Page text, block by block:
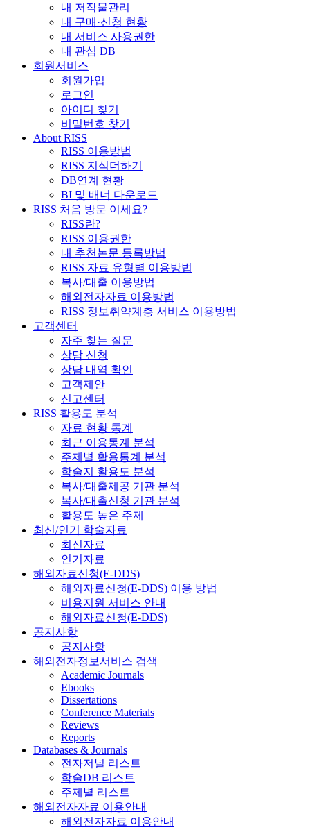
내 저작물관리
내 구매·신청 현황
내 서비스 사용권한
내 관심 DB
회원서비스
회원가입
로그인
아이디 찾기
비밀번호 찾기
About RISS
RISS 이용방법
RISS 지식더하기
DB연계 현황
BI 및 배너 다운로드
RISS 처음 방문 이세요?
RISS란?
RISS 이용권한
내 추천논문 등록방법
RISS 자료 유형별 이용방법
복사/대출 이용방법
해외전자자료 이용방법
RISS 정보취약계층 서비스 이용방법
고객센터
자주 찾는 질문
상담 신청
상담 내역 확인
고객제안
신고센터
RISS 활용도 분석
자료 현황 통계
최근 이용통계 분석
주제별 활용통계 분석
학술지 활용도 분석
복사/대출제공 기관 분석
복사/대출신청 기관 분석
활용도 높은 주제
최신/인기 학술자료
최신자료
인기자료
해외자료신청(E-DDS)
해외자료신청(E-DDS) 이용 방법
비용지원 서비스 안내
해외자료신청(E-DDS)
공지사항
공지사항
해외전자정보서비스 검색
Academic Journals
Ebooks
Dissertations
Conference Materials
Reviews
Reports
Databases & Journals
전자저널 리스트
학술DB 리스트
주제별 리스트
해외전자자료 이용안내
해외전자자료 이용안내